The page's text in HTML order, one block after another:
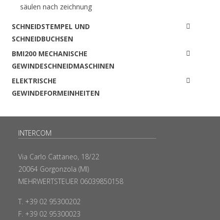
säulen nach zeichnung
SCHNEIDSTEMPEL UND
SCHNEIDBUCHSEN
BMI200 MECHANISCHE
GEWINDESCHNEIDMASCHINEN
ELEKTRISCHE
GEWINDEFORMEINHEITEN
INTERCOM
Via Carlo Cattaneo, 18/22
20064 Gorgonzola (MI)
MEHRWERTSTEUER 06039850158
T. +39 02 95300202
F. +39 02 95300023